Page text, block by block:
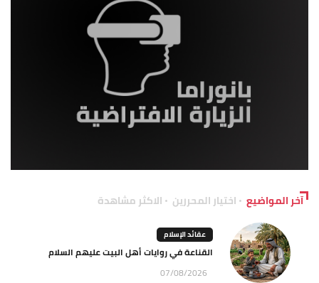
آخر المواضيع اختيار المحررين الاكثر مشاهدة
عقائد الإسلام
القناعة في روايات أهل البيت عليهم السلام
07/08/2026